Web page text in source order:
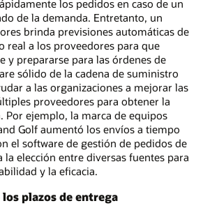
los pedidos en caso de un
de la demanda. Entretanto, un
brinda previsiones automáticas de
real a los proveedores para que
y prepararse para las órdenes de
sólido de la cadena de suministro
a las organizaciones a mejorar las
proveedores para obtener la
Por ejemplo, la marca de equipos
Golf aumentó los envíos a tiempo
el software de gestión de pedidos de
la elección entre diversas fuentes para
y la eficacia.
plazos de entrega